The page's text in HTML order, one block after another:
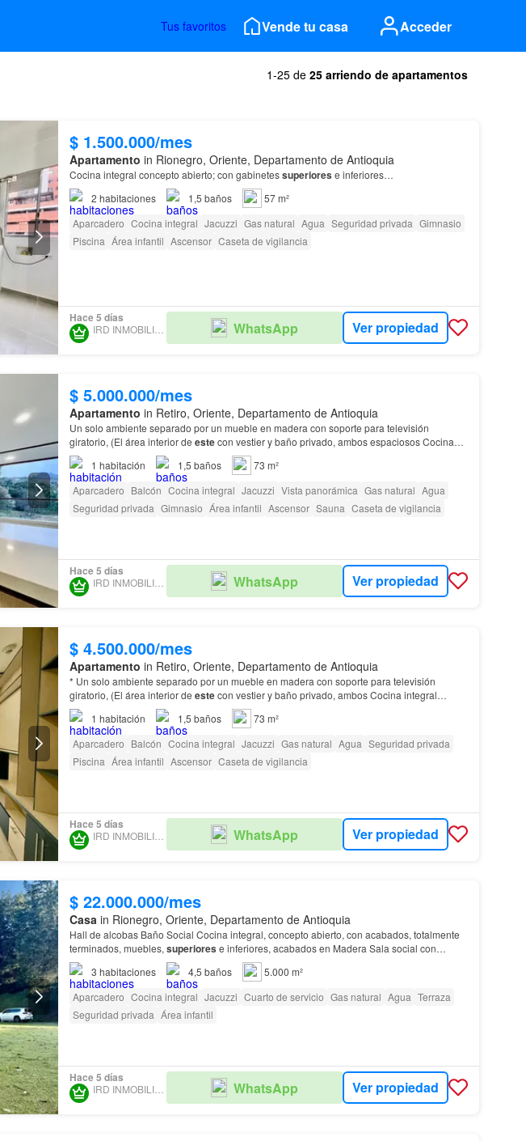
Tus favoritos Vende tu casa Acceder
1-25 de 25 arriendo de apartamentos
$ 1.500.000/mes
Apartamento in Rionegro, Oriente, Departamento de Antioquia
Cocina integral concepto abierto; con gabinetessuperiores e inferiores…
2 habitaciones 1,5 baños
57 m²
Aparcadero Cocina integral Jacuzzi Gas natural Agua Seguridad privada Gimnasio
Piscina Área infantil Ascensor Caseta de vigilancia
Hace 5 días
IRD INMOBILIARIA SAS WhatsApp Ver propiedad
$ 5.000.000/mes
Apartamento in Retiro, Oriente, Departamento de Antioquia
Un solo ambiente separado por un mueble en madera con soporte para televisión
giratorio, (El área interior de estecon vestier y baño privado, ambos espaciosos Cocina
integral concepto abierto; con gabinetessuperiores
1 habitación 1,5 baños
73 m²
Aparcadero Balcón Cocina integral Jacuzzi Vista panorámica Gas natural Agua
Seguridad privada Gimnasio Área infantil Ascensor Sauna Caseta de vigilancia
Hace 5 días
IRD INMOBILIARIA SAS WhatsApp Ver propiedad
$ 4.500.000/mes
Apartamento in Retiro, Oriente, Departamento de Antioquia
* Un solo ambiente separado por un mueble en madera con soporte para televisión
giratorio, (El área interior de estecon vestier y baño privado, ambos Cocina integral
concepto abierto; con gabinetes
superiores
1 habitación 1,5 baños
73 m²
Aparcadero Balcón Cocina integral Jacuzzi Gas natural Agua Seguridad privada
Piscina Área infantil Ascensor Caseta de vigilancia
Hace 5 días
IRD INMOBILIARIA SAS WhatsApp Ver propiedad
$ 22.000.000/mes
Casa in Rionegro, Oriente, Departamento de Antioquia
Hall de alcobas Baño Social Cocina integral, concepto abierto, con acabados, totalmente
terminados, muebles, superiores e inferiores, acabados en Madera Sala social con
chimenea, amplios ventanales, piso, techo de pared a pa…
3 habitaciones 4,5 baños
5.000 m²
Aparcadero Cocina integral Jacuzzi Cuarto de servicio Gas natural Agua Terraza
Seguridad privada Área infantil
Hace 5 días
IRD INMOBILIARIA SAS WhatsApp Ver propiedad